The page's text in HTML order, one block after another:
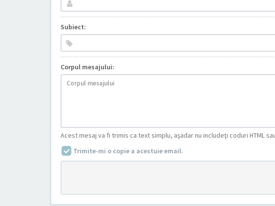
Subiect:
Corpul mesajului:
Acest mesaj va fi trimis ca text simplu, aşadar nu includeţi coduri HTML
Trimite-mi o copie a acestuie email.